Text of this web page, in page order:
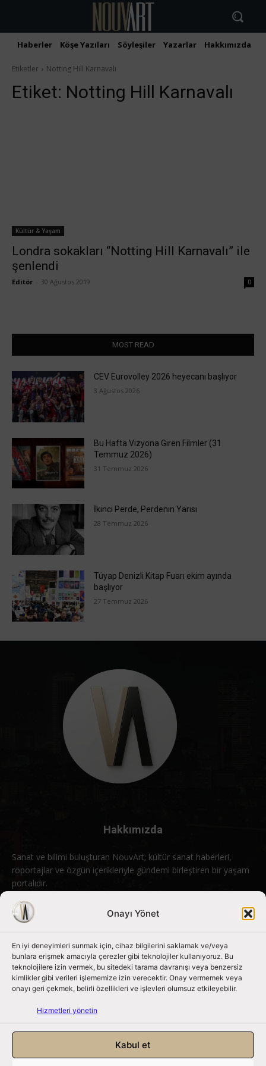
Onayı Yönet
En iyi deneyimleri sunmak için, cihaz bilgilerini saklamak ve/veya
bunlara erişmek amacıyla çerezler gibi teknolojiler kullanıyoruz. Bu
teknolojilere izin vermek, bu sitedeki tarama davranışı veya benzersiz
kimlikler gibi verileri işlememize izin verecektir. Onay vermemek veya
onayı geri çekmek, belirli özellikleri ve işlevleri olumsuz etkileyebilir.
Hizmetleri yönetin
Kabul et
Haberler Köşe Yazıları Söyleşiler Yazarlar Hakkımızda
Etiketler Notting Hill Karnavalı
Etiket: Notting Hill Karnavalı
Kültür & Yaşam
Londra sokakları “Notting Hill Karnavalı” ile
şenlendi
Editör 30 Ağustos 2019 0
MOST READ
CEV Eurovolley 2026 heyecanı başlıyor
3 Ağustos 2026
Bu Hafta Vizyona Giren Filmler (31
Temmuz 2026)
31 Temmuz 2026
İkinci Perde, Perdenin Yarısı
28 Temmuz 2026
Tüyap Denizli Kitap Fuarı ekim ayında
başlıyor
27 Temmuz 2026
Hakkımızda
Sanat ve bilimi buluşturan NouvArt; kültür sanat haberleri,
röportajlar ve özgün içerikleriyle gündemi birleştiren bir yaşam
portalıdır.
Bizimle iletişime geçin: info@nouvart.net
Bizi Takip Edin